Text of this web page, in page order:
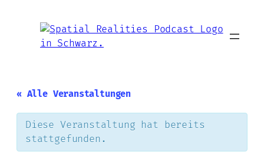
« Alle Veranstaltungen
Diese Veranstaltung hat bereits
stattgefunden.